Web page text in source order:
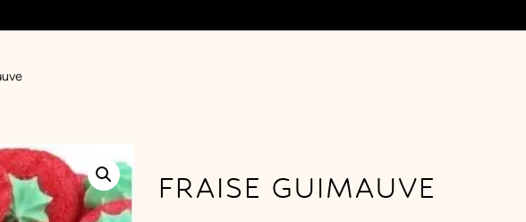
FRAISE GUIMAUVE